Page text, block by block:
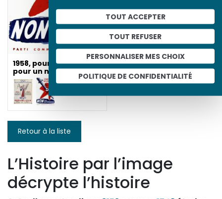
TOUT ACCEPTER
TOUT REFUSER
PERSONNALISER MES CHOIX
POLITIQUE DE CONFIDENTIALITÉ
1958, pour un oui ou
pour un non
Retour à la liste
L’Histoire par l’image
décrypte l’histoire